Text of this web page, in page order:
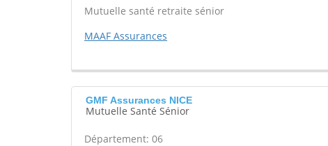
Mutuelle santé retraite sénior
MAAF Assurances
GMF Assurances NICE
Mutuelle Santé Sénior
Département: 06